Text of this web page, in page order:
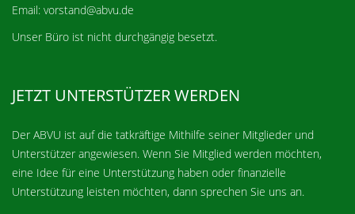
Email: vorstand@abvu.de
Unser Büro ist nicht durchgängig besetzt.
JETZT UNTERSTÜTZER WERDEN
Der ABVU ist auf die tatkräftige Mithilfe seiner Mitglieder und
Unterstützer angewiesen. Wenn Sie Mitglied werden möchten,
eine Idee für eine Unterstützung haben oder finanzielle
Unterstützung leisten möchten, dann sprechen Sie uns an.